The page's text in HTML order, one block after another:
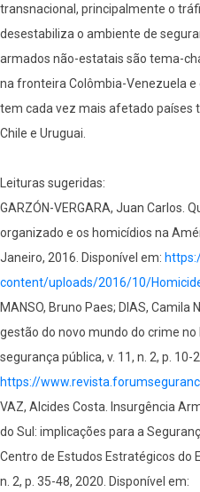
transnacional, principalmente o
desestabiliza o ambiente de
armados não-estatais são tema-
na fronteira Colômbia-Venezuela
tem cada vez mais afetado países
Chile e Uruguai.
Leituras sugeridas:
GARZÓN-VERGARA, Juan Carlos.
organizado e os homicídios na
Janeiro, 2016. Disponível em:
content/uploads/2016/10/
MANSO, Bruno Paes; DIAS, Camila
gestão do novo mundo do crime no
segurança pública, v. 11, n. 2, p. 10-
https://
VAZ, Alcides Costa. Insurgência
do Sul: implicações para a
Centro de Estudos Estratégicos do
n. 2, p. 35-48, 2020. Disponível em: